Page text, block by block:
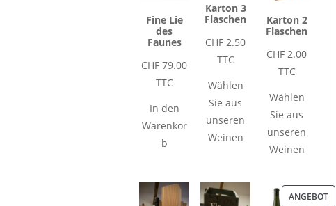
Fine Lie
des
Faunes
CHF 79.00
TTC
In den
Warenkor
b
Karton 3
Flaschen
CHF 2.50
TTC
Wählen
Sie aus
unseren
Weinen
Karton 2
Flaschen
CHF 2.00
TTC
Wählen
Sie aus
unseren
Weinen
ANGEBOT